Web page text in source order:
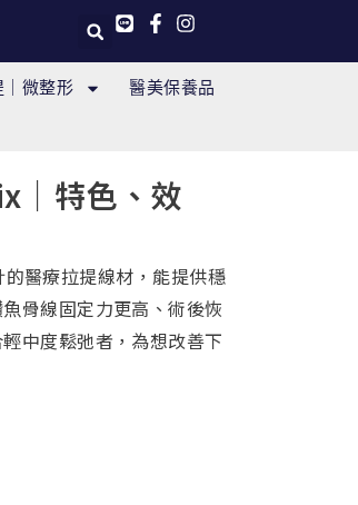
｜微整形 醫美保養品
｜特色、效
醫療拉提線材，能提供穩
骨線固定力更高、術後恢
中度鬆弛者，為想改善下